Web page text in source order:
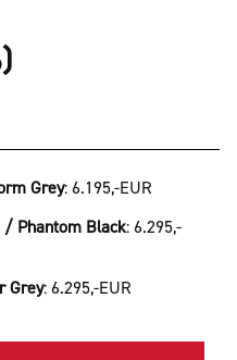
Grey: 6.195,-EUR
/ Phantom Black: 6.295,-
Grey: 6.295,-EUR